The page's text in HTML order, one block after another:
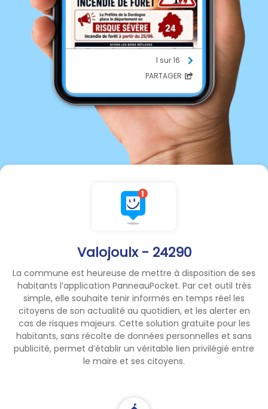
Valojoulx - 24290
La commune est heureuse de mettre à disposition de ses
habitants l’application PanneauPocket. Par cet outil très
simple, elle souhaite tenir informés en temps réel les
citoyens de son actualité au quotidien, et les alerter en
cas de risques majeurs. Cette solution gratuite pour les
habitants, sans récolte de données personnelles et sans
publicité, permet d’établir un véritable lien privilégié entre
le maire et ses citoyens.
1 sur 16
PARTAGER